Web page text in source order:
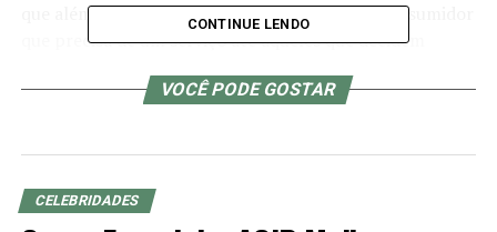
que além de democrático ele atende desde o consumidor
que precisa de um serviço até aqueles que decidem
caminhão ou trator, passando por motocicletas,
passado.
CONTINUE LENDO
VOCÊ PODE GOSTAR
CELEBRIDADES